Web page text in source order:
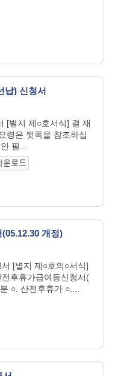
납) 신청서
[별지 제○호서식] 결 재
령은 뒷쪽을 참조하십
필...
개정)
[별지 제○호의○서식]
후휴가급여등신청서(
○. 산전후휴가 ○....